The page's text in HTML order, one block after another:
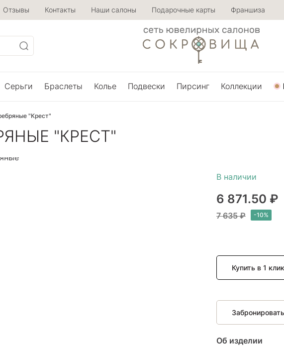
Отзывы Контакты Наши салоны Подарочные карты Франшиза
Серьги Браслеты Колье Подвески Пирсинг Коллекции
"Крест"
"КРЕСТ"
6 871.50 ₽
7 635 ₽
Купить в 1 клик
Забронировать
Об изделии